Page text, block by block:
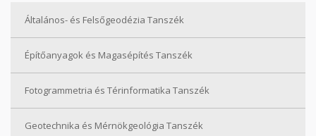
Általános- és Felsőgeodézia Tanszék
Építőanyagok és Magasépítés Tanszék
Fotogrammetria és Térinformatika Tanszék
Geotechnika és Mérnökgeológia Tanszék